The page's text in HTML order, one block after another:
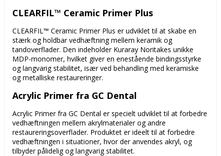
CLEARFIL™ Ceramic Primer Plus
CLEARFIL™ Ceramic Primer Plus er udviklet til at skabe en
stærk og holdbar vedhæftning mellem keramik og
tandoverflader. Den indeholder Kuraray Noritakes unikke
MDP-monomer, hvilket giver en enestående bindingsstyrke
og langvarig stabilitet, især ved behandling med keramiske
og metalliske restaureringer.
Acrylic Primer fra GC Dental
Acrylic Primer fra GC Dental er specielt udviklet til at forbedre
vedhæftningen mellem akrylmaterialer og andre
restaureringsoverflader. Produktet er ideelt til at forbedre
vedhæftningen i situationer, hvor der anvendes akryl, og
tilbyder pålidelig og langvarig stabilitet.